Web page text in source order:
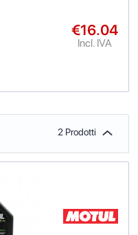
€16.04
Incl. IVA
2 Prodotti